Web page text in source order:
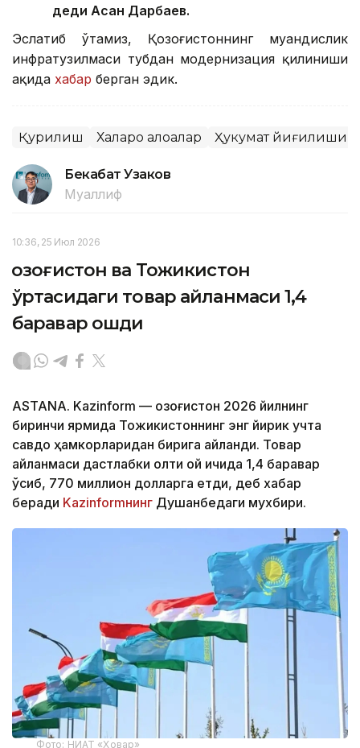
деди Асан Дарбаев.
Эслатиб ўтамиз, Қозоғистоннинг муҳандислик
инфратузилмаси тубдан модернизация қилиниши
ҳақида хабар берган эдик.
Қурилиш Халқаро алоқалар Ҳукумат йиғилиши
Бекабат Узаков
Муаллиф
10:36, 25 Июл 2026
Қозоғистон ва Тожикистон
ўртасидаги товар айланмаси 1,4
баравар ошди
ASTANA. Kazinform — Қозоғистон 2026 йилнинг
биринчи ярмида Тожикистоннинг энг йирик учта
савдо ҳамкорларидан бирига айланди. Товар
айланмаси дастлабки олти ой ичида 1,4 баравар
ўсиб, 770 миллион долларга етди, деб хабар
беради Kazinformнинг Душанбедаги мухбири.
Фото: НИАТ «Ховар»